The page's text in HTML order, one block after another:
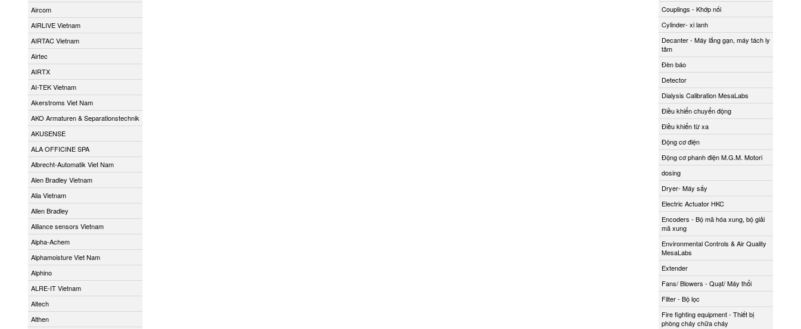
Aircom
AIRLIVE Vietnam
AIRTAC Vietnam
Airtec
AIRTX
AI-TEK Vietnam
Akerstroms Viet Nam
AKO Armaturen & Separationstechnik
AKUSENSE
ALA OFFICINE SPA
Albrecht-Automatik Viet Nam
Alen Bradley Vietnam
Alia Vietnam
Allen Bradley
Alliance sensors Vietnam
Alpha-Achem
Alphamoisture Viet Nam
Alphino
ALRE-IT Vietnam
Altech
Althen
Couplings - Khớp nối
Cylinder- xi lanh
Decanter - Máy lắng gạn, máy tách ly
tâm
Đèn báo
Detector
Dialysis Calibration MesaLabs
Điều khiển chuyển động
Điều khiển từ xa
Động cơ điện
Động cơ phanh điện M.G.M. Motori
dosing
Dryer- Máy sấy
Electric Actuator HKC
Encoders - Bộ mã hóa xung, bộ giải
mã xung
Environmental Controls & Air Quality
MesaLabs
Extender
Fans/ Blowers - Quạt/ Máy thổi
Filter - Bộ lọc
Fire fighting equipment - Thiết bị
phòng cháy chữa cháy